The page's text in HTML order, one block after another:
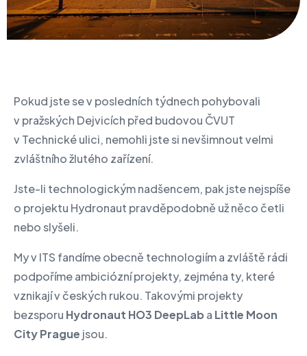
Pokud jste se v posledních týdnech pohybovali
v pražských Dejvicích před budovou ČVUT
v Technické ulici, nemohli jste si nevšimnout velmi
zvláštního žlutého zařízení.
Jste-li technologickým nadšencem, pak jste nejspíše
o projektu Hydronaut pravděpodobně už něco četli
nebo slyšeli.
My v ITS fandíme obecně technologiím a zvláště rádi
podpoříme ambiciózní projekty, zejména ty, které
vznikají v českých rukou. Takovými projekty
bezsporu Hydronaut HO3 DeepLab a Little Moon
City Prague jsou.